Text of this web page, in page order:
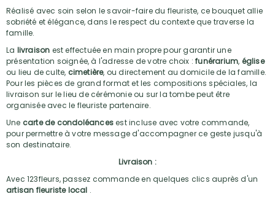
Réalisé avec soin selon le savoir-faire du fleuriste, ce bouquet allie
sobriété et élégance, dans le respect du contexte que traverse la
famille.
La livraison est effectuée en main propre pour garantir une
présentation soignée, à l'adresse de votre choix :funérarium, église
ou lieu de culte, cimetière, ou directement au domicile de la famille.
Pour les pièces de grand format et les compositions spéciales, la
livraison sur le lieu de cérémonie ou sur la tombe peut être
organisée avec le fleuriste partenaire.
Une carte de condoléancesest incluse avec votre commande,
pour permettre à votre message d'accompagner ce geste jusqu'à
son destinataire.
Livraison :
Avec 123fleurs, passez commande en quelques clics auprès d'un
artisan fleuriste local .